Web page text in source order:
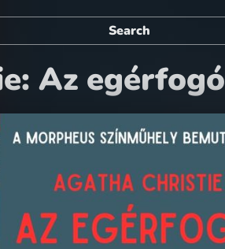
Az egérfogó